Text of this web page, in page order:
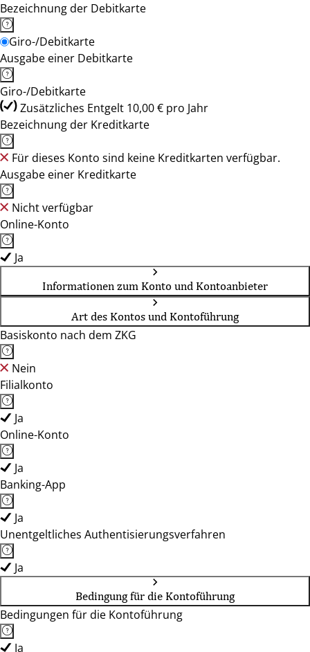
Bezeichnung der Debitkarte
Giro-/Debitkarte
Ausgabe einer Debitkarte
Giro-/Debitkarte
Zusätzliches Entgelt 10,00 € pro Jahr
Bezeichnung der Kreditkarte
Für dieses Konto sind keine Kreditkarten verfügbar.
Ausgabe einer Kreditkarte
Nicht verfügbar
Online-Konto
Ja
Informationen zum Konto und Kontoanbieter
Art des Kontos und Kontoführung
Basiskonto nach dem ZKG
Nein
Filialkonto
Ja
Online-Konto
Ja
Banking-App
Ja
Unentgeltliches Authentisierungsverfahren
Ja
Bedingung für die Kontoführung
Bedingungen für die Kontoführung
Ja